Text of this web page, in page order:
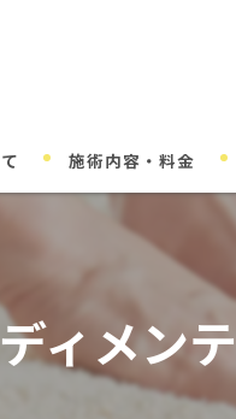
施術内容・料金
ィメン